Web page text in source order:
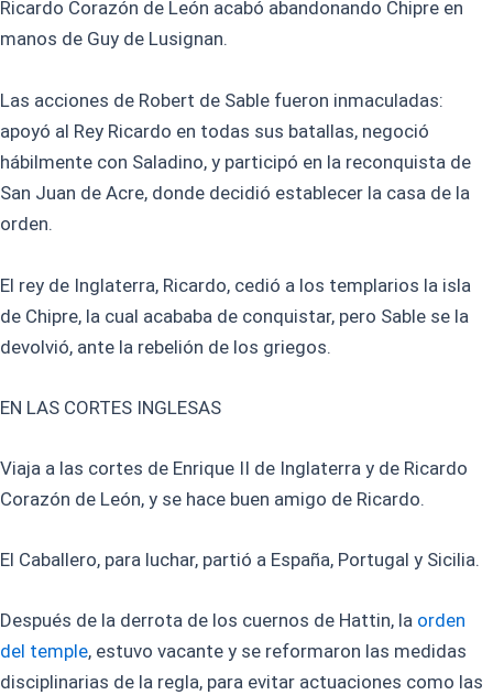
Ricardo Corazón de León acabó abandonando Chipre en
manos de Guy de Lusignan.
Las acciones de Robert de Sable fueron inmaculadas:
apoyó al Rey Ricardo en todas sus batallas, negoció
hábilmente con Saladino, y participó en la reconquista de
San Juan de Acre, donde decidió establecer la casa de la
orden.
El rey de Inglaterra, Ricardo, cedió a los templarios la isla
de Chipre, la cual acababa de conquistar, pero Sable se la
devolvió, ante la rebelión de los griegos.
EN LAS CORTES INGLESAS
Viaja a las cortes de Enrique II de Inglaterra y de Ricardo
Corazón de León, y se hace buen amigo de Ricardo.
El Caballero, para luchar, partió a España, Portugal y Sicilia.
Después de la derrota de los cuernos de Hattin, la orden
del temple, estuvo vacante y se reformaron las medidas
disciplinarias de la regla, para evitar actuaciones como las